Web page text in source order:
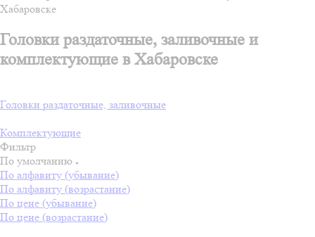
Хабаровске
Головки раздаточные, заливочные и
комплектующие в Хабаровске
Головки раздаточные, заливочные
Комплектующие
Фильтр
По умолчанию
По алфавиту (убывание)
По алфавиту (возрастание)
По цене (убывание)
По цене (возрастание)